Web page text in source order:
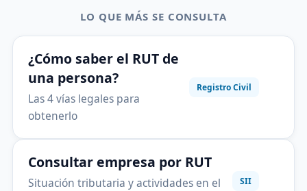
LO QUE MÁS SE CONSULTA
¿Cómo saber el RUT de
una persona?
Las 4 vías legales para
obtenerlo
Registro Civil
Consultar empresa por RUT
Situación tributaria y actividades en el
SII